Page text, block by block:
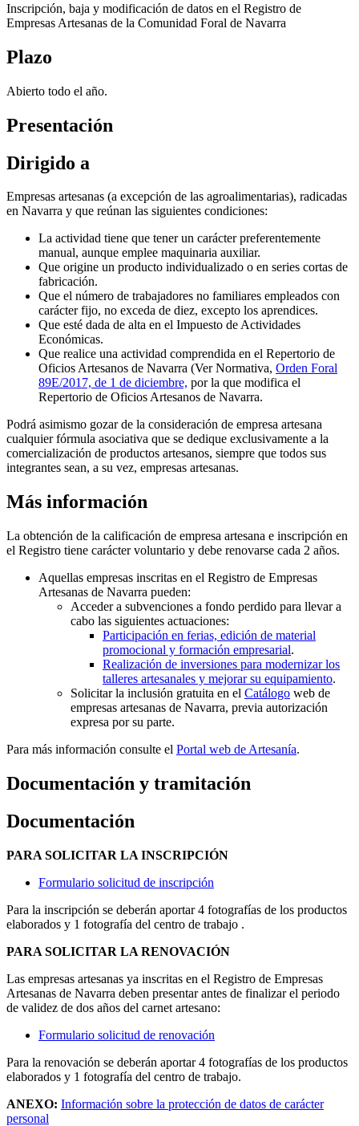
Inscripción, baja y modificación de datos en el Registro de
Empresas Artesanas de la Comunidad Foral de Navarra
Plazo
Abierto todo el año.
Presentación
Dirigido a
Empresas artesanas (a excepción de las agroalimentarias), radicadas
en Navarra y que reúnan las siguientes condiciones:
La actividad tiene que tener un carácter preferentemente
manual, aunque emplee maquinaria auxiliar.
Que origine un producto individualizado o en series cortas de
fabricación.
Que el número de trabajadores no familiares empleados con
carácter fijo, no exceda de diez, excepto los aprendices.
Que esté dada de alta en el Impuesto de Actividades
Económicas.
Que realice una actividad comprendida en el Repertorio de
Oficios Artesanos de Navarra (Ver Normativa, Orden Foral
89E/2017, de 1 de diciembre, por la que modifica el
Repertorio de Oficios Artesanos de Navarra.
Podrá asimismo gozar de la consideración de empresa artesana
cualquier fórmula asociativa que se dedique exclusivamente a la
comercialización de productos artesanos, siempre que todos sus
integrantes sean, a su vez, empresas artesanas.
Más información
La obtención de la calificación de empresa artesana e inscripción en
el Registro tiene carácter voluntario y debe renovarse cada 2 años.
Aquellas empresas inscritas en el Registro de Empresas
Artesanas de Navarra pueden:
Acceder a subvenciones a fondo perdido para llevar a
cabo las siguientes actuaciones:
Participación en ferias, edición de material
promocional y formación empresarial.
Realización de inversiones para modernizar los
talleres artesanales y mejorar su equipamiento.
Solicitar la inclusión gratuita en el Catálogo web de
empresas artesanas de Navarra, previa autorización
expresa por su parte.
Para más información consulte el Portal web de Artesanía.
Documentación y tramitación
Documentación
PARA SOLICITAR LA INSCRIPCIÓN
Formulario solicitud de inscripción
Para la inscripción se deberán aportar 4 fotografías de los productos
elaborados y 1 fotografía del centro de trabajo .
PARA SOLICITAR LA RENOVACIÓN
Las empresas artesanas ya inscritas en el Registro de Empresas
Artesanas de Navarra deben presentar antes de finalizar el periodo
de validez de dos años del carnet artesano:
Formulario solicitud de renovación
Para la renovación se deberán aportar 4 fotografías de los productos
elaborados y 1 fotografía del centro de trabajo.
ANEXO: Información sobre la protección de datos de carácter
personal